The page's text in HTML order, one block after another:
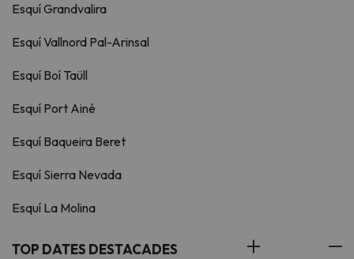
Esquí Grandvalira
Esquí Vallnord Pal-Arinsal
Esquí Boí Taüll
Esquí Port Ainé
Esquí Baqueira Beret
Esquí Sierra Nevada
Esquí La Molina
TOP DATES DESTACADES